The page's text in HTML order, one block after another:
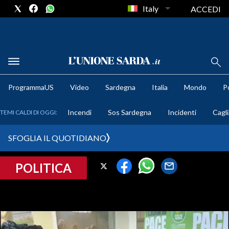
METEO
CRONACA SARDEGNA
SULCIS IGLESIENTE
Italy ACCEDI
ProgrammaUS Video Sardegna Italia Mondo
TEMI CALDI DI OGGI: Incendi Sos Sardegna Incidenti
SFOGLIA IL QUOTIDIANO
POLITICA